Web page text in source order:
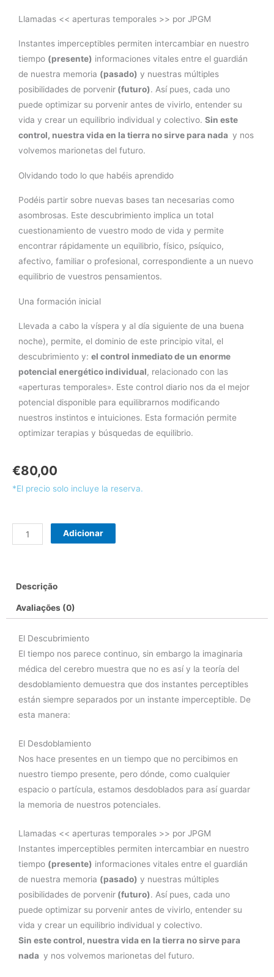
Llamadas << aperturas temporales >> por JPGM
Instantes imperceptibles permiten intercambiar en nuestro
tiempo (presente) informaciones vitales entre el guardián
de nuestra memoria (pasado) y nuestras múltiples
posibilidades de porvenir (futuro). Así pues, cada uno
puede optimizar su porvenir antes de vivirlo, entender su
vida y crear un equilibrio individual y colectivo. Sin este
control, nuestra vida en la tierra no sirve para nada y nos
volvemos marionetas del futuro.
Olvidando todo lo que habéis aprendido
Podéis partir sobre nuevas bases tan necesarias como
asombrosas. Este descubrimiento implica un total
cuestionamiento de vuestro modo de vida y permite
encontrar rápidamente un equilibrio, físico, psíquico,
afectivo, familiar o profesional, correspondiente a un nuevo
equilibrio de vuestros pensamientos.
Una formación inicial
Llevada a cabo la víspera y al día siguiente de una buena
noche), permite, el dominio de este principio vital, el
descubrimiento y: el control inmediato de un enorme
potencial energético individual, relacionado con las
«aperturas temporales». Este control diario nos da el mejor
potencial disponible para equilibrarnos modificando
nuestros instintos e intuiciones. Esta formación permite
optimizar terapias y búsquedas de equilibrio.
€80,00
*El precio solo incluye la reserva.
Quantidade
de
Inicial
Las
Palmas
de
G.C.
Adicionar
Descrição
Avaliações (0)
El Descubrimiento
El tiempo nos parece continuo, sin embargo la imaginaria
médica del cerebro muestra que no es así y la teoría del
desdoblamiento demuestra que dos instantes perceptibles
están siempre separados por un instante imperceptible. De
esta manera:
El Desdoblamiento
Nos hace presentes en un tiempo que no percibimos en
nuestro tiempo presente, pero dónde, como cualquier
espacio o partícula, estamos desdoblados para así guardar
la memoria de nuestros potenciales.
Llamadas << aperturas temporales >> por JPGM
Instantes imperceptibles permiten intercambiar en nuestro
tiempo (presente) informaciones vitales entre el guardián
de nuestra memoria (pasado) y nuestras múltiples
posibilidades de porvenir (futuro). Así pues, cada uno
puede optimizar su porvenir antes de vivirlo, entender su
vida y crear un equilibrio individual y colectivo.
Sin este control, nuestra vida en la tierra no sirve para
nada y nos volvemos marionetas del futuro.